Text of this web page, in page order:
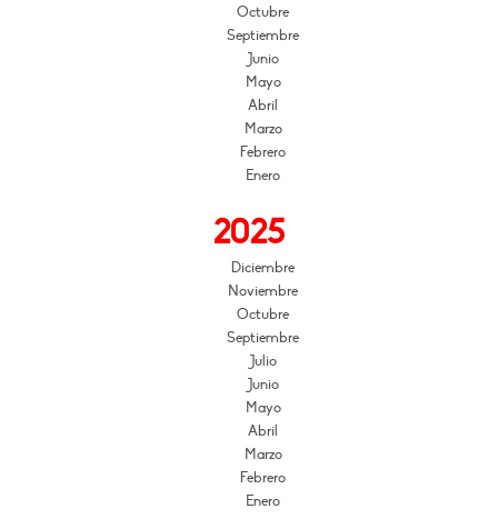
Octubre
Septiembre
Junio
Mayo
Abril
Marzo
Febrero
Enero
2025
Diciembre
Noviembre
Octubre
Septiembre
Julio
Junio
Mayo
Abril
Marzo
Febrero
Enero